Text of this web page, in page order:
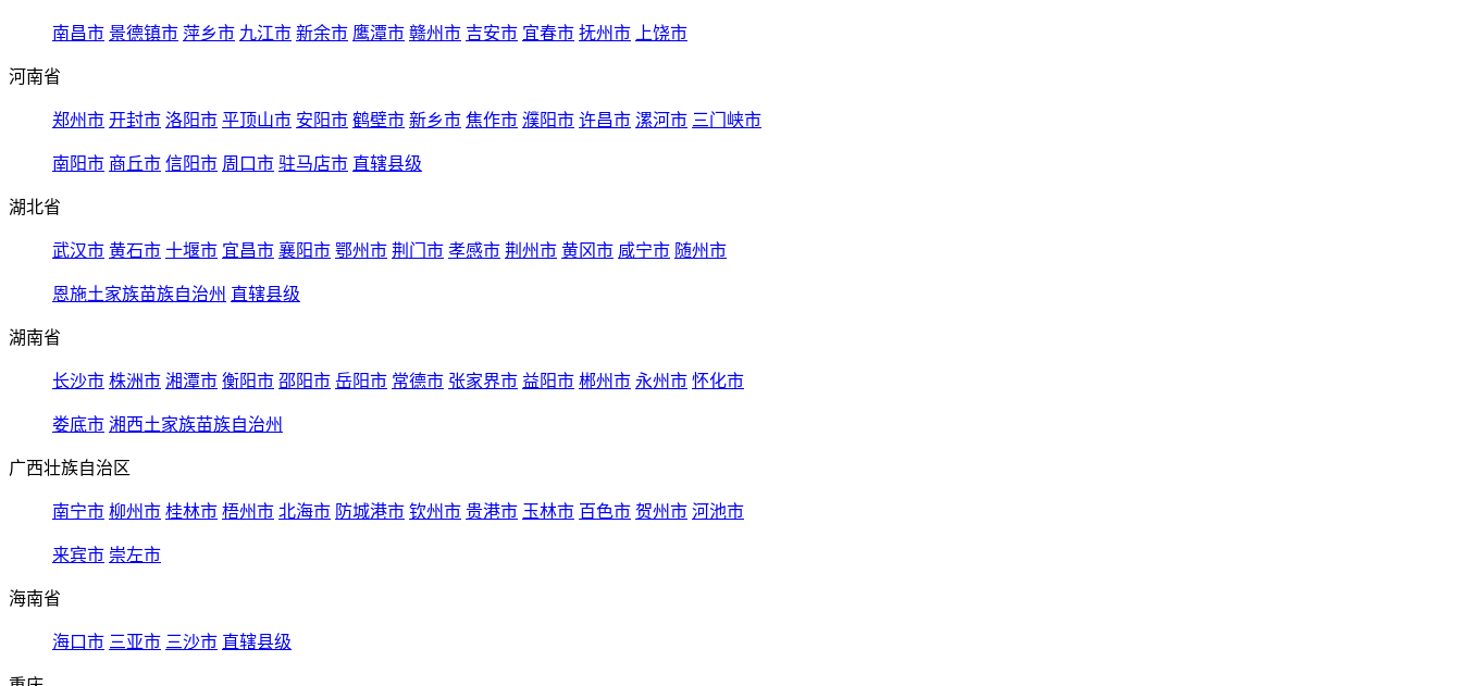
南昌市 景德镇市 萍乡市 九江市 新余市 鹰潭市 赣州市 吉安市 宜春市 抚州市 上饶市
河南省
郑州市 开封市 洛阳市 平顶山市 安阳市 鹤壁市 新乡市 焦作市 濮阳市 许昌市 漯河市 三门峡市
南阳市 商丘市 信阳市 周口市 驻马店市 直辖县级
湖北省
武汉市 黄石市 十堰市 宜昌市 襄阳市 鄂州市 荆门市 孝感市 荆州市 黄冈市 咸宁市 随州市
恩施土家族苗族自治州 直辖县级
湖南省
长沙市 株洲市 湘潭市 衡阳市 邵阳市 岳阳市 常德市 张家界市 益阳市 郴州市 永州市 怀化市
娄底市 湘西土家族苗族自治州
广西壮族自治区
南宁市 柳州市 桂林市 梧州市 北海市 防城港市 钦州市 贵港市 玉林市 百色市 贺州市 河池市
来宾市 崇左市
海南省
海口市 三亚市 三沙市 直辖县级